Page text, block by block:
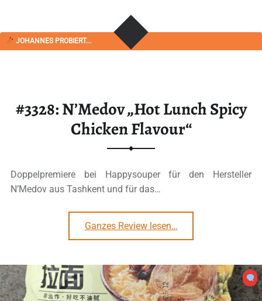
JOHANNES PROBIERT...
#3328: N’Medov „Hot Lunch Spicy
Chicken Flavour“
Doppelpremiere bei Happysouper für den Hersteller
N’Medov aus Tashkent und für das…
Ganzes Review lesen…
0